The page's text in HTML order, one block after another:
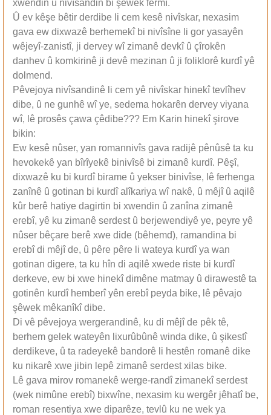
xwendin û nivîsandin bi şêwek fermî.
Û ev kêşe bêtir derdibe li cem kesê nivîskar, nexasim
gava ew dixwazê berhemekî bi nivîsîne li gor yasayên
wêjeyî-zanistî, ji dervey wî zimanê devkî û çîrokên
danhev û komkirinê ji devê mezinan û ji foliklorê kurdî yê
dolmend.
Pêvejoya nivîsandinê li cem yê nivîskar hinekî tevlîhev
dibe, û ne gunhê wî ye, sedema hokarên dervey viyana
wî, lê prosês çawa çêdibe??? Em Karin hinekî şirove
bikin:
Ew kesê nûser, yan romannivîs gava radijê pênûsê ta ku
hevokekê yan bîrîyekê binivîsê bi zimanê kurdî. Pêşî,
dixwazê ku bi kurdî birame û yekser binivîse, lê ferhenga
zanînê û gotinan bi kurdî alîkariya wî nakê, û mêjî û aqilê
kûr berê hatiye dagirtin bi xwendin û zanîna zimanê
erebî, yê ku zimanê serdest û berjewendiyê ye, peyre yê
nûser bêçare berê xwe dide (bêhemd), ramandina bi
erebî di mêjî de, û pêre pêre li wateya kurdî ya wan
gotinan digere, ta ku hîn di aqilê xwede riste bi kurdî
derkeve, ew bi xwe hinekî dimêne matmay û dirawestê ta
gotinên kurdî hemberî yên erebî peyda bike, lê pêvajo
şêwek mêkanîkî dibe.
Di vê pêvejoya wergerandinê, ku di mêjî de pêk tê,
berhem gelek wateyên lixurûbûnê winda dike, û şikestî
derdikeve, û ta radeyekê bandorê li hestên romanê dike
ku nikarê xwe jibin lepê zimanê serdest xilas bike.
Lê gava mirov romanekê werge-randî zimanekî serdest
(wek nimûne erebî) bixwîne, nexasim ku wergêr jêhatî be,
roman resentiya xwe diparêze, tevlû ku ne wek ya